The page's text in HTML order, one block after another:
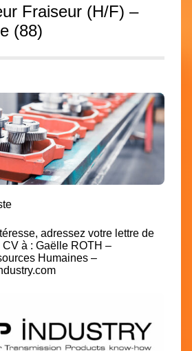
Fraiseur (H/F) –
(88)
adressez votre lettre de
à : Gaëlle ROTH –
Humaines –